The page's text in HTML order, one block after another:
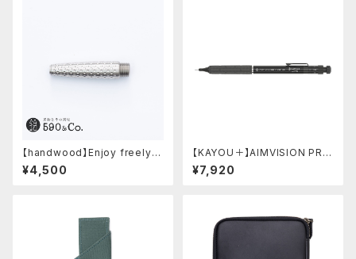
【handwood】Enjoy freely
前軸・ディンプル(ステンレス)
¥4,500
【KAYOU＋】AIMVISION PR
O/エイムビジョンプロ (メテオブ
ラック)
¥7,920